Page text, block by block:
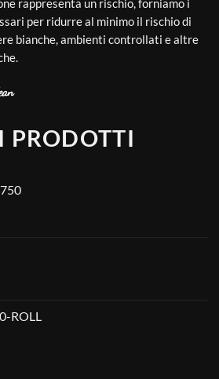
rappresenta un rischio, forniamo i
per ridurre al minimo il rischio di
bianche, ambienti controllati e altre
PRODOTTI
ROLL